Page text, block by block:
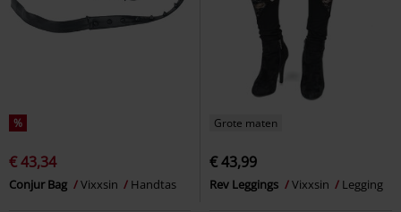
%
€ 43,34
Conjur Bag Vixxsin Handtas
Grote maten
€ 43,99
Rev Leggings Vixxsin Legging